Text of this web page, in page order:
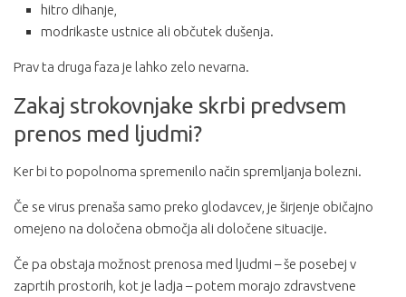
hitro dihanje,
modrikaste ustnice ali občutek dušenja.
Prav ta druga faza je lahko zelo nevarna.
Zakaj strokovnjake skrbi predvsem
prenos med ljudmi?
Ker bi to popolnoma spremenilo način spremljanja bolezni.
Če se virus prenaša samo preko glodavcev, je širjenje običajno
omejeno na določena območja ali določene situacije.
Če pa obstaja možnost prenosa med ljudmi – še posebej v
zaprtih prostorih, kot je ladja – potem morajo zdravstvene